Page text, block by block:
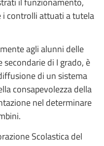
i controlli attuati a tutela
agli alunni delle
secondarie di I grado, è
di un sistema
consapevolezza della
nel determinare
Scolastica del